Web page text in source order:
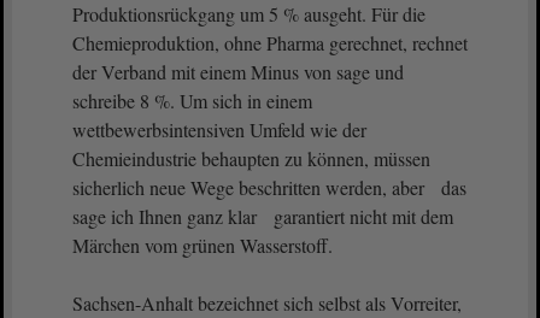
Produktionsrückgang um 5 % ausgeht. Für die
Chemieproduktion, ohne Pharma gerechnet, rechnet
der Verband mit einem Minus von sage und
schreibe 8 %. Um sich in einem
wettbewerbsintensiven Umfeld wie der
Chemieindustrie behaupten zu können, müssen
sicherlich neue Wege beschritten werden, aber das
sage ich Ihnen ganz klar garantiert nicht mit dem
Märchen vom grünen Wasserstoff.
Sachsen-Anhalt bezeichnet sich selbst als Vorreiter,